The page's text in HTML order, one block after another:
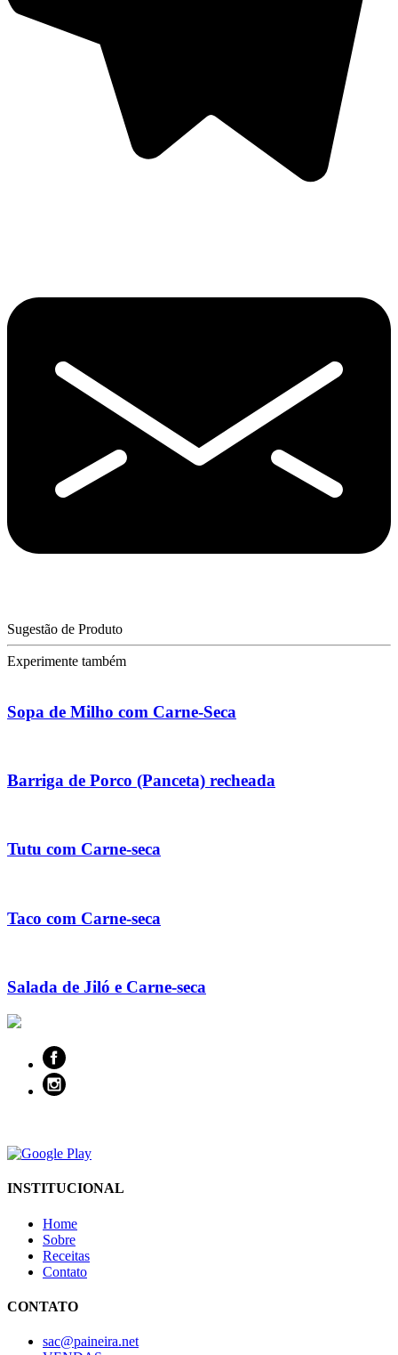
Sugestão de Produto
Experimente também
Sopa de Milho com Carne-Seca
Barriga de Porco (Panceta) recheada
Tutu com Carne-seca
Taco com Carne-seca
Salada de Jiló e Carne-seca
INSTITUCIONAL
Home
Sobre
Receitas
Contato
CONTATO
sac@paineira.net